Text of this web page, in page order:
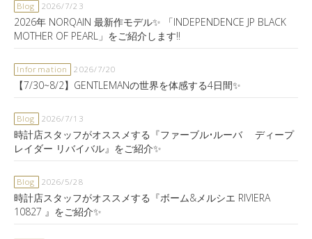
Blog 2026/7/23
2026年 NORQAIN 最新作モデル✨ 「INDEPENDENCE JP BLACK
MOTHER OF PEARL」をご紹介します‼️
Information 2026/7/20
【7/30~8/2】GENTLEMANの世界を体感する4日間✨
Blog 2026/7/13
時計店スタッフがオススメする『ファーブル•ルーバ ディープ
レイダー リバイバル』をご紹介✨
Blog 2026/5/28
時計店スタッフがオススメする『ボーム&メルシエ RIVIERA
10827 』をご紹介✨